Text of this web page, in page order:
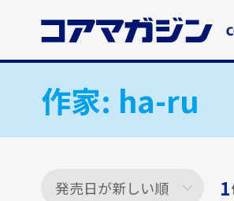
コ
ツ
作家: ha-ru
1